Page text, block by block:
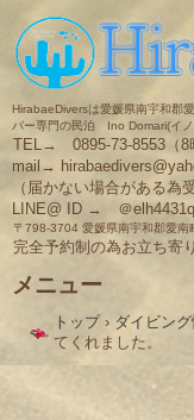
HirabaeDiversは愛媛県南宇和郡
バー専門の民泊 Ino Domari(イノ
TEL→ 0895-73-8553（8
mail→
（届かない場合がある為
LINE@ ID → ＠elh4431q
〒798-3704 愛媛県南宇和郡愛南
完全予約制の為お立ち寄
メニュー
ン
トップ › ダイビン
てくれました。